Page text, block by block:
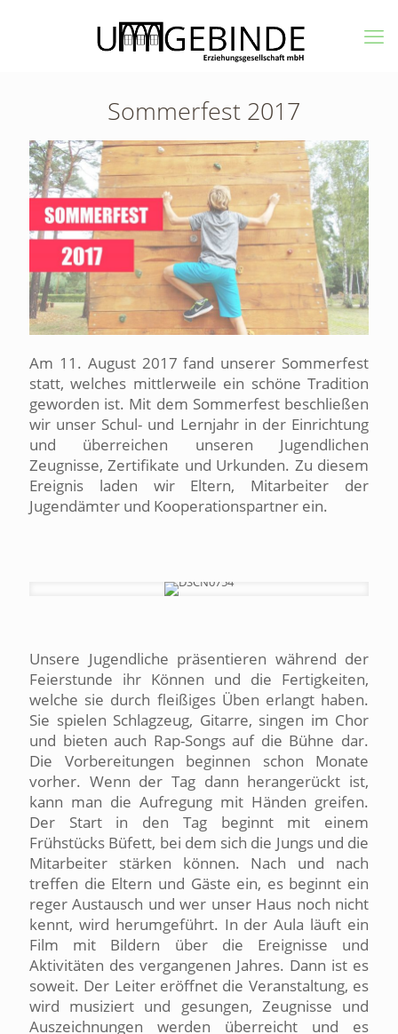
Sommerfest 2017
Am 11. August 2017 fand unserer Sommerfest
statt, welches mittlerweile ein schöne Tradition
geworden ist. Mit dem Sommerfest beschließen
wir unser Schul- und Lernjahr in der Einrichtung
und überreichen unseren Jugendlichen
Zeugnisse, Zertifikate und Urkunden. Zu diesem
Ereignis laden wir Eltern, Mitarbeiter der
Jugendämter und Kooperationspartner ein.
Unsere Jugendliche präsentieren während der
Feierstunde ihr Können und die Fertigkeiten,
welche sie durch fleißiges Üben erlangt haben.
Sie spielen Schlagzeug, Gitarre, singen im Chor
und bieten auch Rap-Songs auf die Bühne dar.
Die Vorbereitungen beginnen schon Monate
vorher. Wenn der Tag dann herangerückt ist,
kann man die Aufregung mit Händen greifen.
Der Start in den Tag beginnt mit einem
Frühstücks Büfett, bei dem sich die Jungs und die
Mitarbeiter stärken können. Nach und nach
treffen die Eltern und Gäste ein, es beginnt ein
reger Austausch und wer unser Haus noch nicht
kennt, wird herumgeführt. In der Aula läuft ein
Film mit Bildern über die Ereignisse und
Aktivitäten des vergangenen Jahres. Dann ist es
soweit. Der Leiter eröffnet die Veranstaltung, es
wird musiziert und gesungen, Zeugnisse und
Auszeichnungen werden überreicht und es